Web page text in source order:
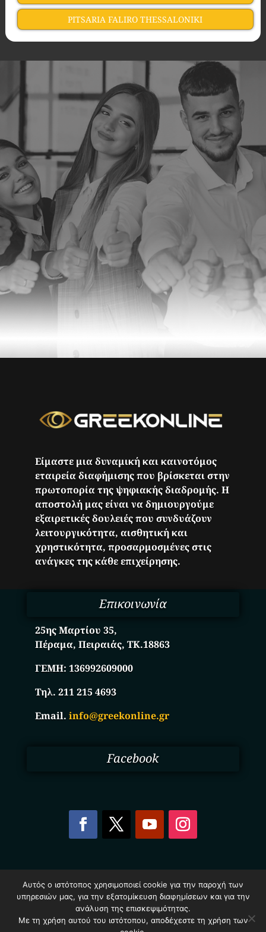
PITSARIA FALIRO THESSALONIKI
Είμαστε μια δυναμική και καινοτόμος
εταιρεία διαφήμισης που βρίσκεται στην
πρωτοπορία της ψηφιακής διαδρομής. Η
αποστολή μας είναι να δημιουργούμε
εξαιρετικές δουλειές που συνδυάζουν
λειτουργικότητα, αισθητική και
χρηστικότητα, προσαρμοσμένες στις
ανάγκες της κάθε επιχείρησης.
Επικοινωνία
25ης Μαρτίου 35,
Πέραμα, Πειραιάς, ΤΚ.18863
ΓΕΜΗ:136992609000
Τηλ. 211 215 4693
Email.info@greekonline.gr
Facebook
Επιχειρήσεων Ελλάδας – Greekonline.gr. All Rights
Reserved.
Όροι & Προυποθέσεις–Προστασία Προσωπικών
Δεδομένων–Πολιτική Cookies
Αυτός ο ιστότοπος χρησιμοποιεί cookie για την παροχή των
υπηρεσιών μας, για την εξατομίκευση διαφημίσεων και για την
ανάλυση της επισκεψιμότητας.
Με τη χρήση αυτού του ιστότοπου, αποδέχεστε τη χρήση των